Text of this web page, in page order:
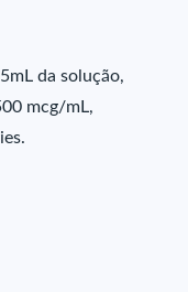
da solução,
mcg/mL,